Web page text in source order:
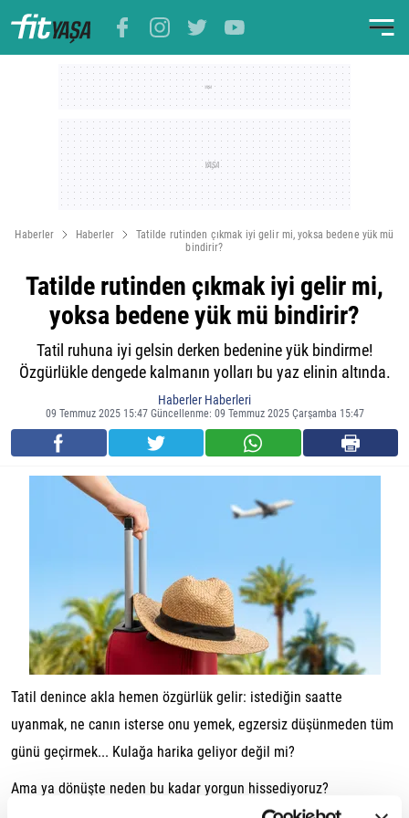
Haberler Haberler
Tatilde rutinden çıkmak iyi gelir mi, yoksa bedene yük mü
bindirir?
Tatilde rutinden çıkmak iyi gelir mi,
yoksa bedene yük mü bindirir?
Tatil ruhuna iyi gelsin derken bedenine yük bindirme!
Özgürlükle dengede kalmanın yolları bu yaz elinin altında.
Haberler Haberleri
09 Temmuz 2025 15:47 Güncellenme: 09 Temmuz 2025 Çarşamba 15:47
Tatil denince akla hemen özgürlük gelir: istediğin saatte
uyanmak, ne canın isterse onu yemek, egzersiz düşünmeden tüm
günü geçirmek... Kulağa harika geliyor değil mi?
Ama ya dönüşte neden bu kadar yorgun hissediyoruz?